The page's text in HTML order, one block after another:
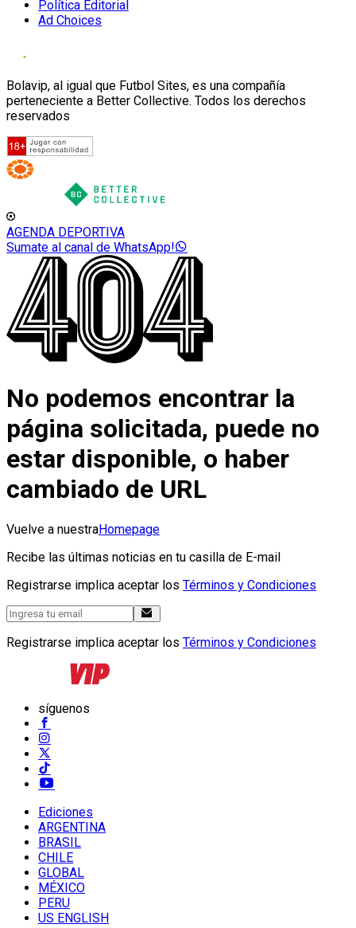
Política Editorial
Ad Choices
Bolavip, al igual que Futbol Sites, es una compañía
perteneciente a Better Collective. Todos los derechos
reservados
AGENDA DEPORTIVA
Sumate al canal de WhatsApp!
No podemos encontrar la
página solicitada, puede no
estar disponible, o haber
cambiado de URL
Vuelve a nuestraHomepage
Recibe las últimas noticias en tu casilla de E-mail
Registrarse implica aceptar los Términos y Condiciones
Registrarse implica aceptar los Términos y Condiciones
síguenos
Ediciones
ARGENTINA
BRASIL
CHILE
GLOBAL
MÉXICO
PERU
US ENGLISH